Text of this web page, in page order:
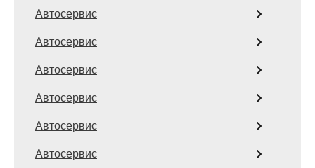
Автосервис
Автосервис
Автосервис
Автосервис
Автосервис
Автосервис